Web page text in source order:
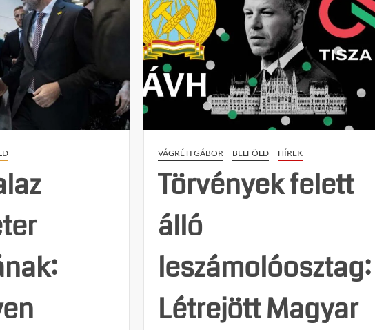
VÁGRÉTI GÁBOR BELFÖLD HÍREK
Törvények felett
álló
leszámolóosztag:
Létrejött Magyar